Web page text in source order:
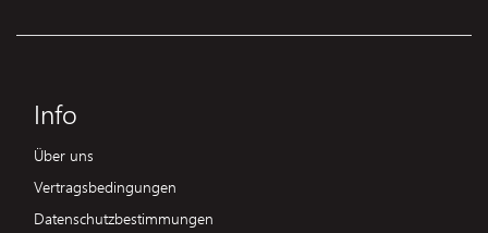
Info
Über uns
Vertragsbedingungen
Datenschutzbestimmungen